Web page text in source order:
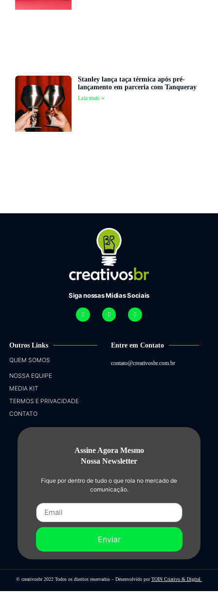
Stanley lança taça térmica após pré-
lançamento em parceria com Tanqueray
Leia mais »
Siga nossas Mídias Sociais
Outros Links
QUEM SOMOS
NOSSA EQUIPE
MEDIA KIT
TERMOS E PRIVACIDADE
CONTATO
Entre em Contato
contato@creativosbr.com.br
Assine Agora Mesmo
Nossa Newsletter
Fique por dentro de tudo o que rola no mercado de
comunicação.
Enviar
© creativosbr 2022 Todos os direitos reservados – Desenvolvido porTOIN Criativo & Digital